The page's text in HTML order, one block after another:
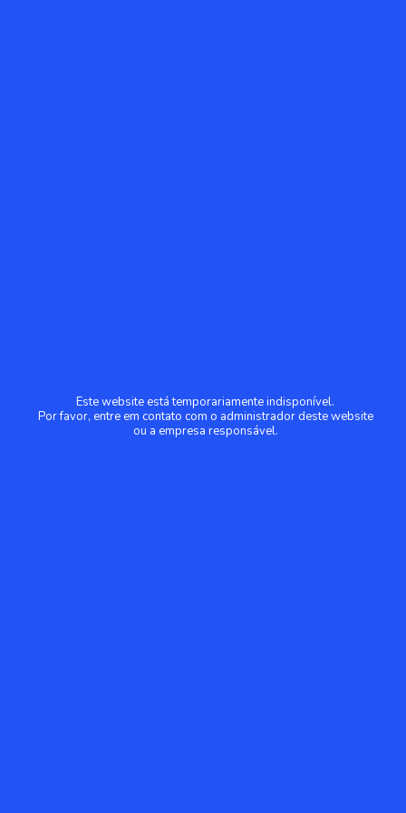
Este website está temporariamente indisponível.
Por favor, entre em contato com o administrador deste website
ou a empresa responsável.